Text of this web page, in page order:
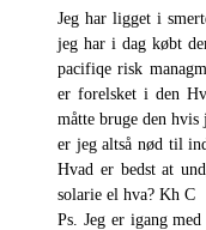
Jeg har ligget i
jeg har i dag købt
pacifiqe risk
er forelsket i den
måtte bruge den
er jeg altså nød til
Hvad er bedst at
solarie el hva? Kh C
Ps. Jeg er igang